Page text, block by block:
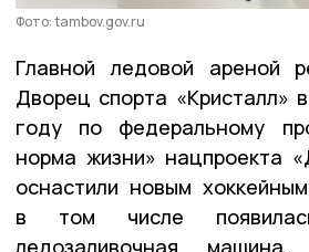
Фото: tambov.gov.ru
Главной ледовой ареной
Дворец спорта «Кристалл»
году по федеральному
норма жизни» нацпроекта
оснастили новым
в том числе
ледозаливочная